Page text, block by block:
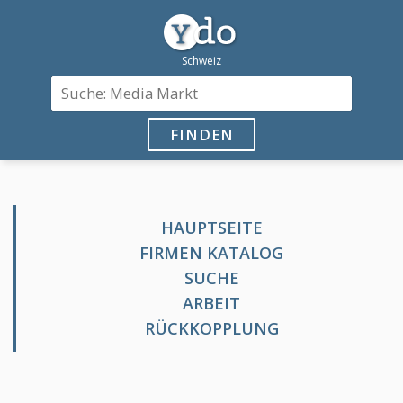
FINDEN
HAUPTSEITE
FIRMEN KATALOG
SUCHE
ARBEIT
RÜCKKOPPLUNG